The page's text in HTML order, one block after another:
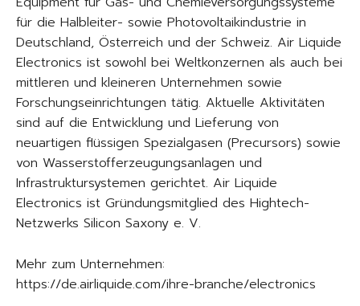
für die Halbleiter- sowie Photovoltaikindustrie in
Deutschland, Österreich und der Schweiz. Air Liquide
Electronics ist sowohl bei Weltkonzernen als auch bei
mittleren und kleineren Unternehmen sowie
Forschungseinrichtungen tätig. Aktuelle Aktivitäten
sind auf die Entwicklung und Lieferung von
neuartigen flüssigen Spezialgasen (Precursors) sowie
von Wasserstofferzeugungsanlagen und
Infrastruktursystemen gerichtet. Air Liquide
Electronics ist Gründungsmitglied des Hightech-
Netzwerks Silicon Saxony e. V.
Mehr zum Unternehmen:
https://de.airliquide.com/ihre-branche/electronics